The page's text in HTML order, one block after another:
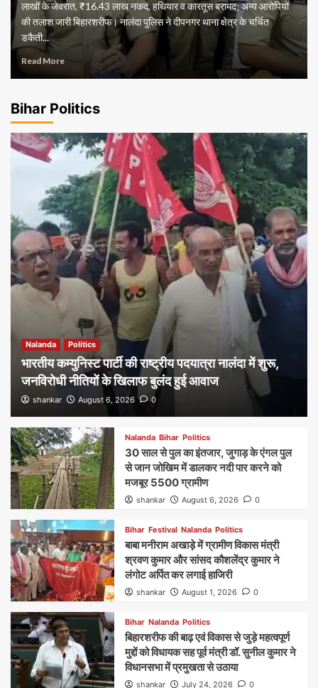
लाखों के जेवरात, ₹16.43 लाख नकद, हथियार व कारतूस बरामद; अन्य आरोपियों
की तलाश जारी बिहारशरीफ। नालंदा पुलिस ने दीपनगर थाना क्षेत्र के चर्चित
डकैती...
Read More
Bihar Politics
Nalanda Politics
भारतीय कम्युनिस्ट पार्टी की राष्ट्रीय पदयात्रा नालंदा में शुरू,
जनविरोधी नीतियों के खिलाफ बुलंद हुई आवाज
shankar August 6, 2026 0
Nalanda Bihar Politics
30 साल से पुल का इंतजार, जुगाड़ के एंगल पुल
से जान जोखिम में डालकर नदी पार करने को
मजबूर 5500 ग्रामीण
shankar August 6, 2026 0
Bihar Festival Nalanda Politics
बाबा मनीराम अखाड़े में ग्रामीण विकास मंत्री
श्रवण कुमार और सांसद कौशलेंद्र कुमार ने
लंगोट अर्पित कर लगाई हाजिरी
shankar August 1, 2026 0
Bihar Nalanda Politics
बिहारशरीफ की बाढ़ एवं विकास से जुड़े महत्वपूर्ण
मुद्दों को विधायक सह पूर्व मंत्री डॉ. सुनील कुमार ने
विधानसभा में प्रमुखता से उठाया
shankar July 24, 2026 0